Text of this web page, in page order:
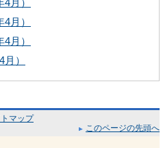
月）
月）
月）
）
マップ
このページの先頭へ